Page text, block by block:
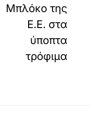
Μπλόκο της
Ε.Ε. στα
ύποπτα
τρόφιμα